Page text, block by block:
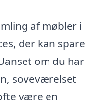
af møbler i
der kan spare
om du har
soveværelset
være en